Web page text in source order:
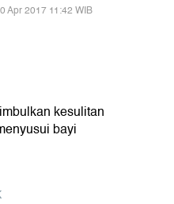
Apr 2017 11:42 WIB
kesulitan
bayi